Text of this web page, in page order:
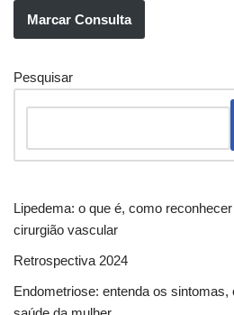
Marcar Consulta
Pesquisar
Lipedema: o que é, como
cirurgião vascular
Retrospectiva 2024
Endometriose: entenda os